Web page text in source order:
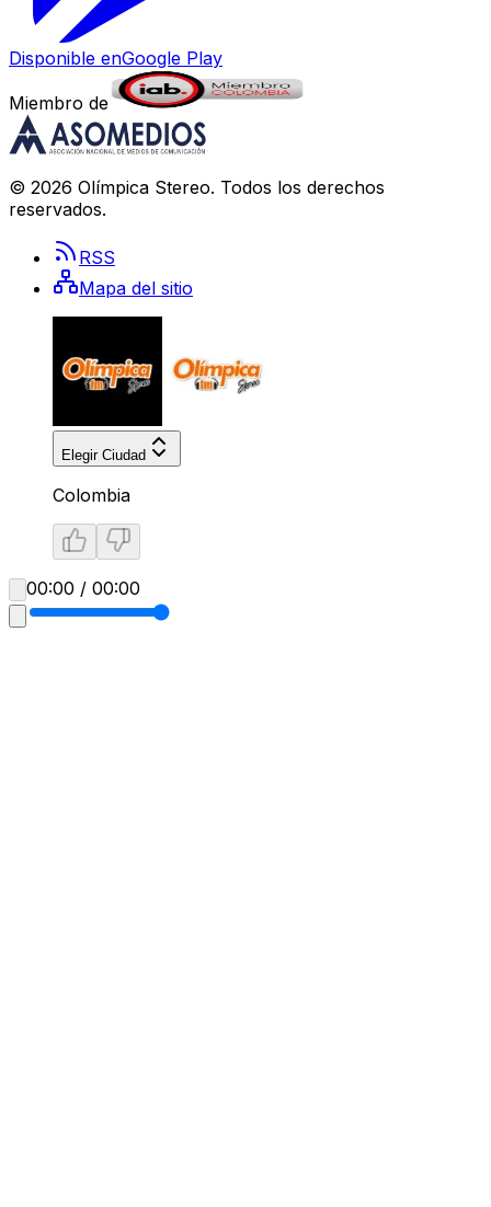
Disponible enGoogle Play
Miembro de
© 2026 Olímpica Stereo. Todos los derechos
reservados.
RSS
Mapa del sitio
Elegir Ciudad
Colombia
00:00 / 00:00